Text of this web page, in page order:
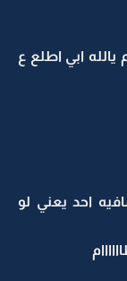
ابي اطلع ع
احد يعني لو